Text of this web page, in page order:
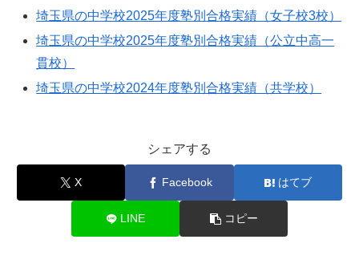
埼玉県の中学校2025年度塾別合格実績（女子校3校）
埼玉県の中学校2025年度塾別合格実績（公立中高一
貫校）
埼玉県の中学校2024年度塾別合格実績（共学校）
シェアする
X Facebook はてブ
LINE コピー